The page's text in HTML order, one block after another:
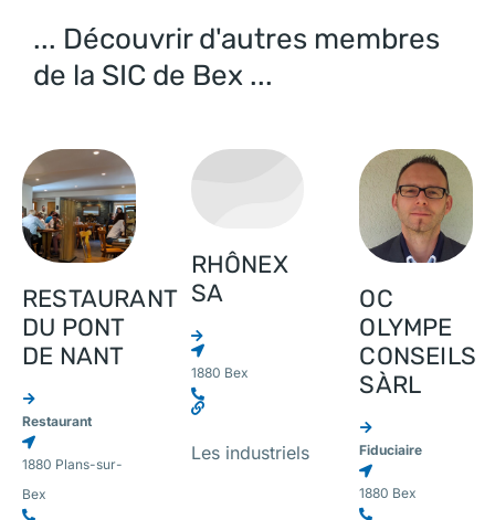
... Découvrir d'autres membres
de la SIC de Bex ...
RESTAURANT
DU PONT
DE NANT
Restaurant
1880 Plans-sur-
Bex
RHÔNEX
SA
1880 Bex
Les industriels
OC
OLYMPE
CONSEILS
SÀRL
Fiduciaire
1880 Bex